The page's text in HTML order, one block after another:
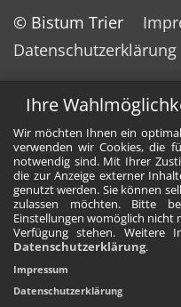
Ihre
Wir möchten Ihnen ein
verwenden wir Cookies, die
notwendig sind. Mit Ihrer
die zur Anzeige externer
genutzt werden. Sie können
zulassen möchten. Bitte
Einstellungen womöglich nicht
Verfügung stehen. Weitere
Datenschutzerklärung.
Impressum
Datenschutzerklärung
© Bistum Trier
Datenschutzerklärung